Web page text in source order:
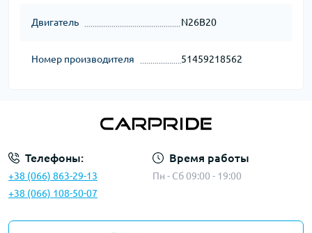
Двигатель N26B20
Номер производителя 51459218562
Телефоны:
+38 (066) 863-29-13
+38 (066) 108-50-07
Время работы
Пн - Сб 09:00 - 19:00